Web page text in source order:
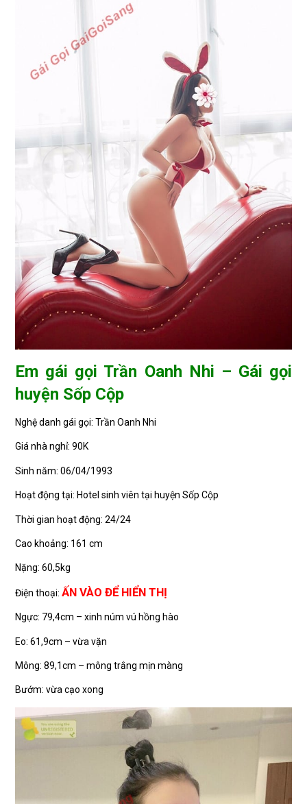
Em gái gọi Trần Oanh Nhi – Gái gọi
huyện Sốp Cộp
Nghệ danh gái gọi: Trần Oanh Nhi
Giá nhà nghỉ: 90K
Sinh năm: 06/04/1993
Hoạt động tại: Hotel sinh viên tại huyện Sốp Cộp
Thời gian hoạt động: 24/24
Cao khoảng: 161 cm
Nặng: 60,5kg
Điện thoại:ẤN VÀO ĐỂ HIỂN THỊ
Ngực: 79,4cm – xinh núm vú hồng hào
Eo: 61,9cm – vừa vặn
Mông: 89,1cm – mông trắng mịn màng
Bướm: vừa cạo xong